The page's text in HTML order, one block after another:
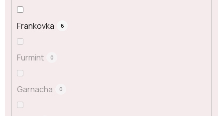
Frankovka 6
Furmint 0
Garnacha 0